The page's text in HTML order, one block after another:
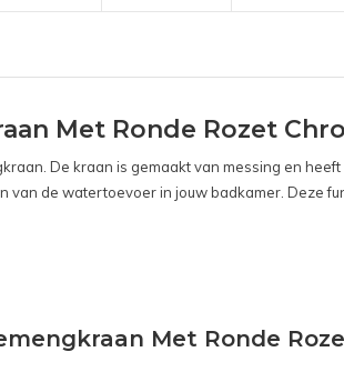
Met Ronde Rozet
De kraan is gemaakt van messing en
de watertoevoer in jouw badkamer. Deze
Met Ronde